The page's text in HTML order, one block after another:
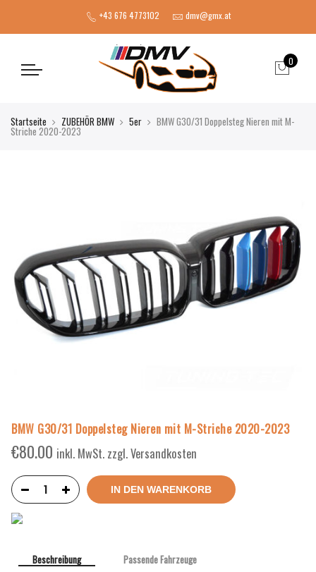
+43 676 4773102 dmv@gmx.at
0
Startseite ZUBEHÖR BMW 5er BMW G30/31 Doppelsteg Nieren mit M-
Striche 2020-2023
BMW G30/31 Doppelsteg Nieren mit M-Striche 2020-2023
€80.00 inkl. MwSt. zzgl. Versandkosten
IN DEN WARENKORB
Beschreibung Passende Fahrzeuge